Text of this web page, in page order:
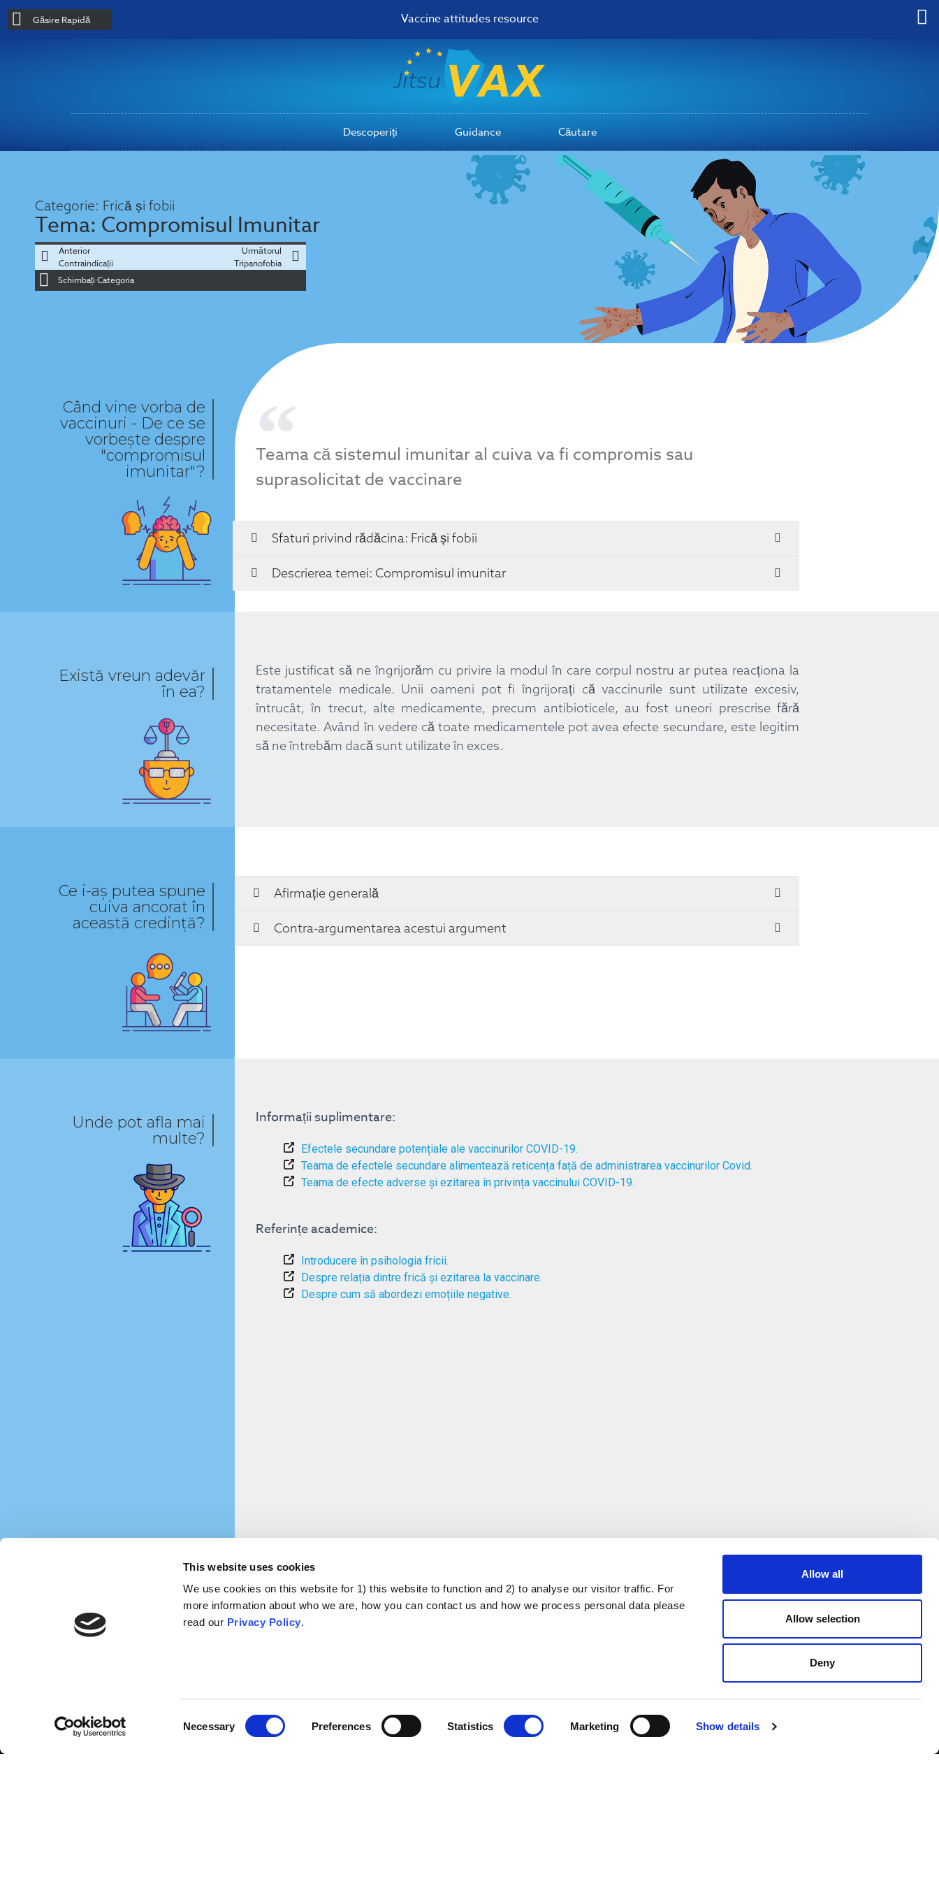
This website uses cookies
We use cookies on this website for 1) this website to function and 2) to analyse our visitor traffic. For
more information about who we are, how you can contact us and how we process personal data please
read our Privacy Policy.
Selection
Necessary Preferences Statistics Marketing Show details
Allow all
Allow selection
Deny
Găsire Rapidă Vaccine attitudes resource
Descoperiți Guidance Căutare
Categorie: Frică și fobii
Tema: Compromisul Imunitar
Anterior
Contraindicații
Următorul
Tripanofobia
Schimbați Categoria
Când vine vorba de
vaccinuri - De ce se
vorbește despre
"compromisul
imunitar"?
Teama că sistemul imunitar al cuiva va fi compromis sau
suprasolicitat de vaccinare
Sfaturi privind rădăcina: Frică și fobii
Descrierea temei: Compromisul imunitar
Există vreun adevăr
în ea?
Este justificat să ne îngrijorăm cu privire la modul în care corpul nostru ar putea reacționa la
tratamentele medicale. Unii oameni pot fi îngrijorați că vaccinurile sunt utilizate excesiv,
întrucât, în trecut, alte medicamente, precum antibioticele, au fost uneori prescrise fără
necesitate. Având în vedere că toate medicamentele pot avea efecte secundare, este legitim
să ne întrebăm dacă sunt utilizate în exces.
Ce i-aș putea spune
cuiva ancorat în
această credință?
Afirmație generală
Contra-argumentarea acestui argument
Unde pot afla mai
multe?
Informații suplimentare:
Efectele secundare potențiale ale vaccinurilor COVID-19.
Teama de efectele secundare alimentează reticența față de administrarea vaccinurilor Covid.
Teama de efecte adverse și ezitarea în privința vaccinului COVID-19.
Referințe academice:
Introducere în psihologia fricii.
Despre relația dintre frică și ezitarea la vaccinare.
Despre cum să abordezi emoțiile negative.
Contact us